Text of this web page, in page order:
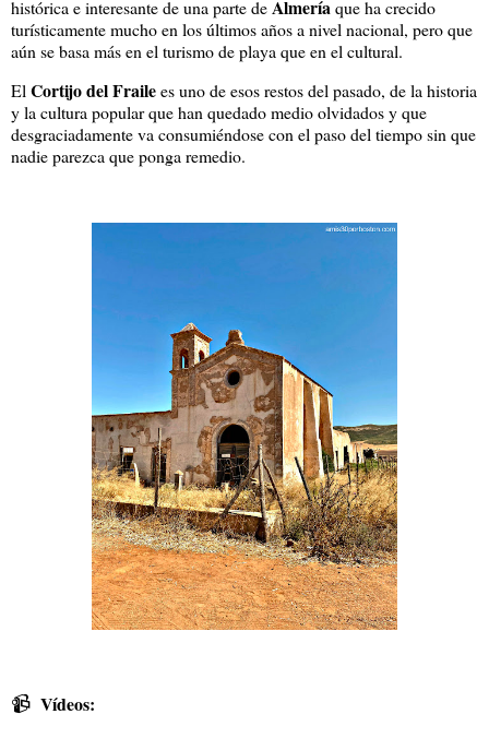
histórica e interesante de una parte deAlmeríaque ha crecido
turísticamente mucho en los últimos años a nivel nacional, pero que
aún se basa más en el turismo de playa que en el cultural.
El Cortijo del Frailees uno de esos restos del pasado, de la historia
y la cultura popular que han quedado medio olvidados y que
desgraciadamente va consumiéndose con el paso del tiempo sin que
nadie parezca que ponga remedio.
📹 Vídeos: